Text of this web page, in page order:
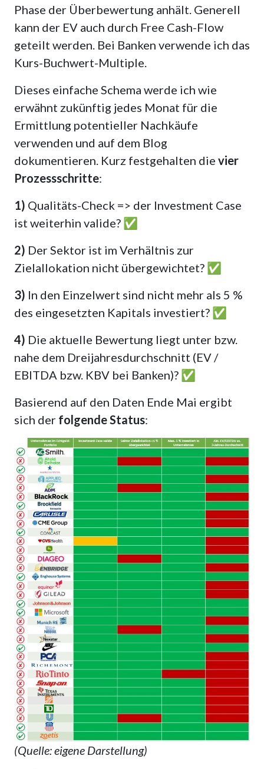
Phase der Überbewertung anhält. Generell
kann der EV auch durch Free Cash-Flow
geteilt werden. Bei Banken verwende ich das
Kurs-Buchwert-Multiple.
Dieses einfache Schema werde ich wie
erwähnt zukünftig jedes Monat für die
Ermittlung potentieller Nachkäufe
verwenden und auf dem Blog
dokumentieren. Kurz festgehalten die vier
Prozessschritte:
1) Qualitäts-Check => der Investment Case
ist weiterhin valide? ✅
2) Der Sektor ist im Verhältnis zur
Zielallokation nicht übergewichtet? ✅
3) In den Einzelwert sind nicht mehr als 5 %
des eingesetzten Kapitals investiert? ✅
4) Die aktuelle Bewertung liegt unter bzw.
nahe dem Dreijahresdurchschnitt (EV /
EBITDA bzw. KBV bei Banken)? ✅
Basierend auf den Daten Ende Mai ergibt
sich der folgende Status:
(Quelle: eigene Darstellung)